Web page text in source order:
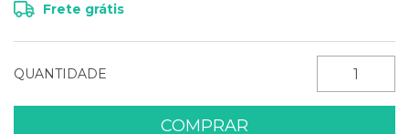
Frete grátis
QUANTIDADE